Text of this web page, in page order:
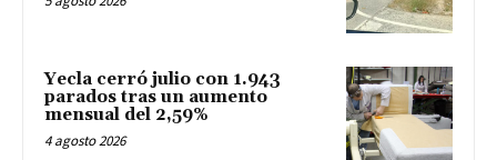
Yecla cerró julio con 1.943
parados tras un aumento
mensual del 2,59%
4 agosto 2026